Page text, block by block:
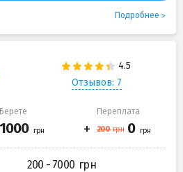
Подробнее
Отзывов: 7
Берете Переплата
200 - 7000